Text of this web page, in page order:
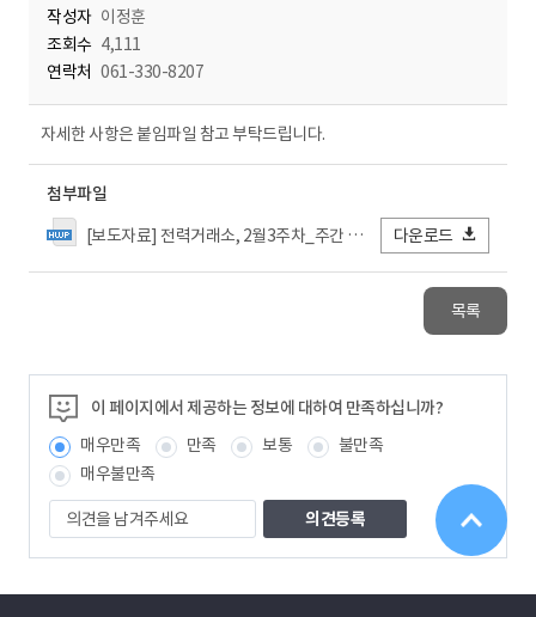
작성자 이정훈
조회수 4,111
연락처 061-330-8207
자세한 사항은 붙임파일 참고 부탁드립니다.
첨부파일
[보도자료] 전력거래소, 2월3주차_주간 수급실적 및 전망.hwp
다운로드
목록
이 페이지에서 제공하는 정보에 대하여 만족하십니까?
매우만족
만족 보통
불만족
매우불만족
의
견
을
겨